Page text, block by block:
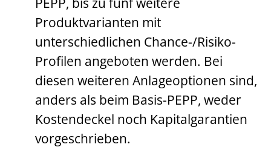
Produktvarianten mit
unterschiedlichen Chance-/Risiko-
Profilen angeboten werden. Bei
diesen weiteren Anlageoptionen sind,
anders als beim Basis-PEPP, weder
Kostendeckel noch Kapitalgarantien
vorgeschrieben.